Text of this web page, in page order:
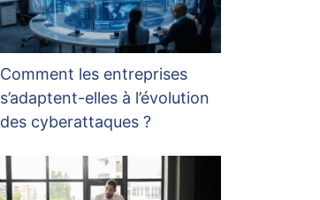
Comment les entreprises
s’adaptent-elles à l’évolution
des cyberattaques ?